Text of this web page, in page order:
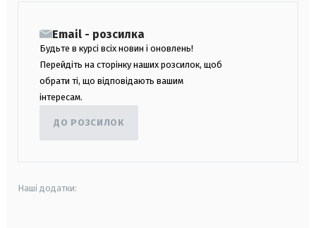
Email - розсилка
Будьте в курсі всіх новин і оновлень!
Перейдіть на сторінку наших розсилок, щоб
обрати ті, що відповідають вашим
інтересам.
ДО РОЗСИЛОК
Наші додатки: